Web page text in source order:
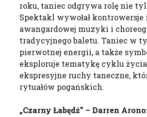
roku, taniec odgrywa rolę nie
Spektakl wywołał kontrowersje
awangardowej muzyki i
tradycyjnego baletu. Taniec w
pierwotnej energii, a także
eksploruje tematykę cyklu
ekspresyjne ruchy taneczne,
rytuałów pogańskich.
„Czarny Łabędź” – Darren